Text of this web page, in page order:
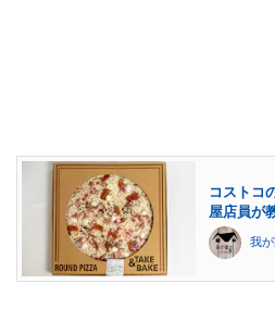
コストコ
屋店員が
我